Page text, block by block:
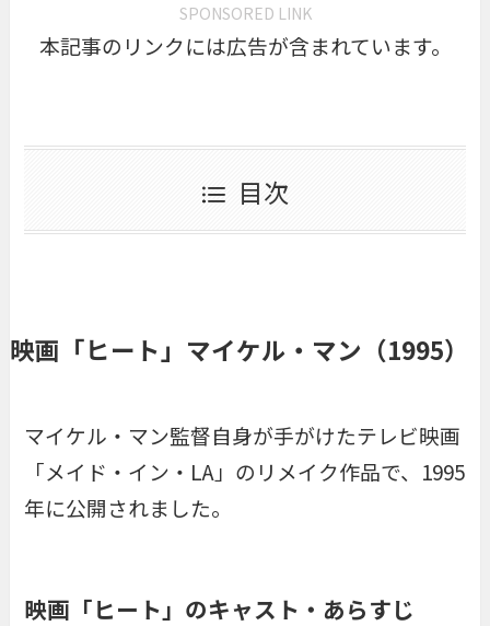
SPONSORED LINK
本記事のリンクには広告が含まれています。
目次
映画「ヒート」マイケル・マン（1995）
マイケル・マン監督自身が手がけたテレビ映画
「メイド・イン・LA」のリメイク作品で、1995
年に公開されました。
映画「ヒート」のキャスト・あらすじ